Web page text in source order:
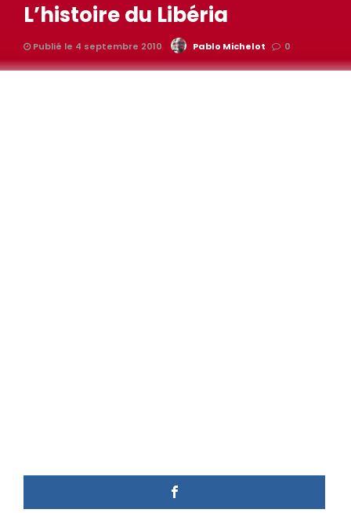
L’histoire du Libéria
Publié le 4 septembre 2010 Pablo Michelot 0